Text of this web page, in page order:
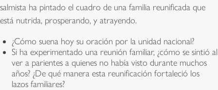
salmista ha pintado el cuadro de una familia reunificada que
está nutrida, prosperando, y atrayendo.
¿Cómo suena hoy su oración por la unidad nacional?
Si ha experimentado una reunión familiar, ¿cómo se sintió al
ver a parientes a quienes no había visto durante muchos
años? ¿De qué manera esta reunificación fortaleció los
lazos familiares?